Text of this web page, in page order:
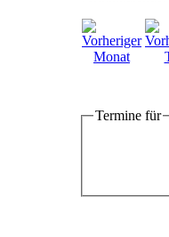
Termine für